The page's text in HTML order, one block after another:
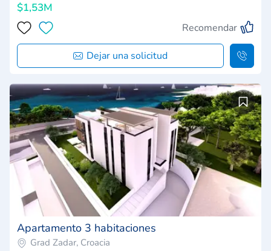
$1,53M
Recomendar
Dejar una solicitud
Apartamento 3 habitaciones
Grad Zadar, Croacia